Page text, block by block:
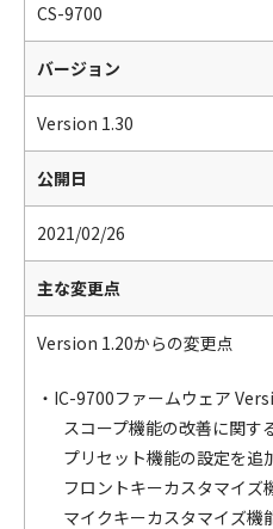
CS-9700
バージョン
Version 1.30
公開日
2021/02/26
主な変更点
Version 1.20からの変更点
・IC-9700ファームウェア
スコープ機能の改善に関す
プリセット機能の設定を追
フロントキーカスタマイズ
マイクキーカスタマイズ機